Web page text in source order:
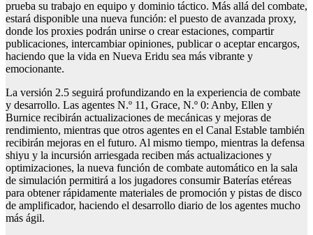
prueba su trabajo en equipo y dominio táctico. Más allá del combate,
estará disponible una nueva función: el puesto de avanzada proxy,
donde los proxies podrán unirse o crear estaciones, compartir
publicaciones, intercambiar opiniones, publicar o aceptar encargos,
haciendo que la vida en Nueva Eridu sea más vibrante y
emocionante.
La versión 2.5 seguirá profundizando en la experiencia de combate
y desarrollo. Las agentes N.º 11, Grace, N.º 0: Anby, Ellen y
Burnice recibirán actualizaciones de mecánicas y mejoras de
rendimiento, mientras que otros agentes en el Canal Estable también
recibirán mejoras en el futuro. Al mismo tiempo, mientras la defensa
shiyu y la incursión arriesgada reciben más actualizaciones y
optimizaciones, la nueva función de combate automático en la sala
de simulación permitirá a los jugadores consumir Baterías etéreas
para obtener rápidamente materiales de promoción y pistas de disco
de amplificador, haciendo el desarrollo diario de los agentes mucho
más ágil.